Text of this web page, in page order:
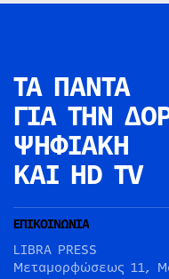
ΤΑ ΠΑΝΤΑ
ΓΙΑ ΤΗΝ
ΨΗΦΙΑΚΗ
ΚΑΙ HD TV
ΕΠΙΚΟΙΝΩΝΙΑ
LIBRA PRESS
Μεταμορφώσεως 11,